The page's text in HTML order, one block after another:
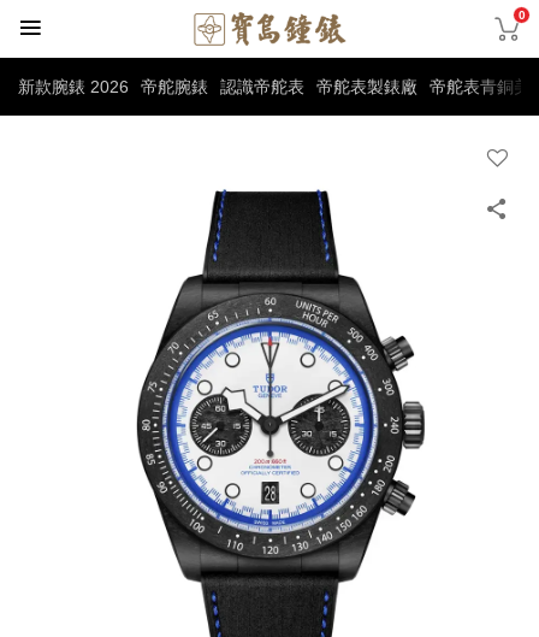
0
新款腕錶 2026 帝舵腕錶 認識帝舵表 帝舵表製錶廠 帝舵表青銅美